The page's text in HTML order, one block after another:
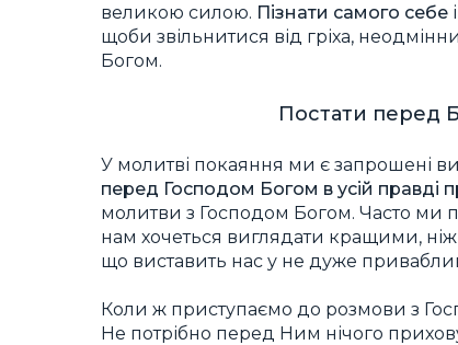
великою силою. Пізнати самого себе
щоби звільнитися від гріха,
Богом.
Постати перед
У молитві покаяння ми є запрошені
перед Господом Богом в усій правді
молитви з Господом Богом. Часто
нам хочеться виглядати кращими,
що виставить нас у не дуже
Коли ж приступаємо до розмови з
Не потрібно перед Ним нічого